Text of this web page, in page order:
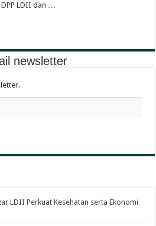
DPP LDII dan …
newsletter
LDII Perkuat Kesehatan serta Ekonomi